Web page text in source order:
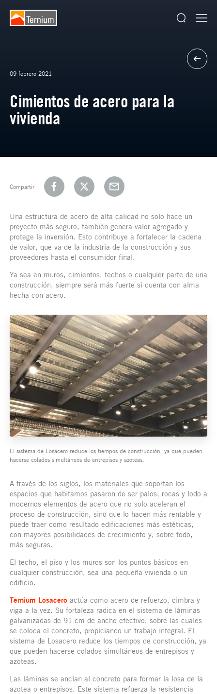
09 febrero 2021
Cimientos de acero para la
vivienda
Compartir
Una estructura de acero de alta calidad no solo hace un
proyecto más seguro, también genera valor agregado y
protege la inversión. Esto contribuye a fortalecer la cadena
de valor, que va de la industria de la construcción y sus
proveedores hasta el consumidor final.
Ya sea en muros, cimientos, techos o cualquier parte de una
construcción, siempre será más fuerte si cuenta con alma
hecha con acero.
El sistema de Losacero reduce los tiempos de construcción, ya que pueden
hacerse colados simultáneos de entrepisos y azoteas.
A través de los siglos, los materiales que soportan los
espacios que habitamos pasaron de ser palos, rocas y lodo a
modernos elementos de acero que no solo aceleran el
proceso de construcción, sino que lo hacen más rentable y
puede traer como resultado edificaciones más estéticas,
con mayores posibilidades de crecimiento y, sobre todo,
más seguras.
El techo, el piso y los muros son los puntos básicos en
cualquier construcción, sea una pequeña vivienda o un
edificio.
Ternium Losacero actúa como acero de refuerzo, cimbra y
viga a la vez. Su fortaleza radica en el sistema de láminas
galvanizadas de 91 cm de ancho efectivo, sobre las cuales
se coloca el concreto, propiciando un trabajo integral. El
sistema de Losacero reduce los tiempos de construcción, ya
que pueden hacerse colados simultáneos de entrepisos y
azoteas.
Las láminas se anclan al concreto para formar la losa de la
azotea o entrepisos. Este sistema refuerza la resistencia